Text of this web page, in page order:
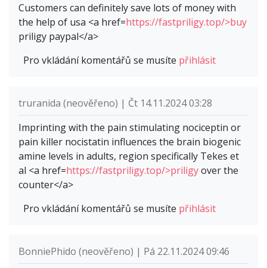
Customers can definitely save lots of money with
the help of usa <a href=https://fastpriligy.top/>buy
priligy paypal</a>
Pro vkládání komentářů se musíte přihlásit
truranida (neověřeno) | Čt 14.11.2024 03:28
Imprinting with the pain stimulating nociceptin or
pain killer nocistatin influences the brain biogenic
amine levels in adults, region specifically Tekes et
al <a href=https://fastpriligy.top/>priligyover the
counter</a>
Pro vkládání komentářů se musíte přihlásit
BonniePhido (neověřeno) | Pá 22.11.2024 09:46